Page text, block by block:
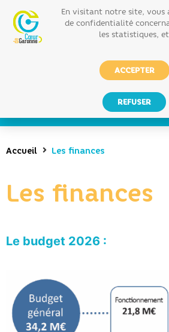
Accueil Les finances
Les finances
Le budget 2026 :
En visitant notre site, vous
de confidentialité
les statistiques,
ACCEPTER
REFUSER